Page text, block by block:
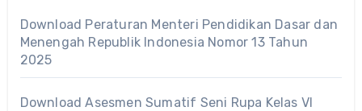
Download Peraturan Menteri Pendidikan Dasar dan
Menengah Republik Indonesia Nomor 13 Tahun
2025
Download Asesmen Sumatif Seni Rupa Kelas VI